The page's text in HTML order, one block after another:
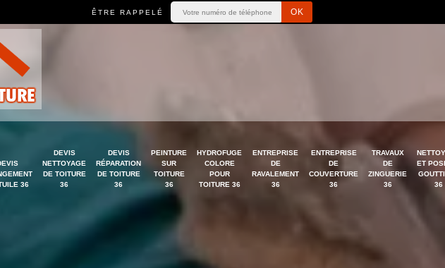
ÊTRE RAPPELÉ
36
DEVIS
NETTOYAGE
DE TOITURE
36
DEVIS
RÉPARATION
DE TOITURE
36
PEINTURE
SUR
TOITURE
36
HYDROFUGE
COLORE
POUR
TOITURE 36
ENTREPRISE
DE
RAVALEMENT
36
ENTREPRISE
DE
COUVERTURE
36
TRAVAUX
DE
ZINGUERIE
36
ET
36